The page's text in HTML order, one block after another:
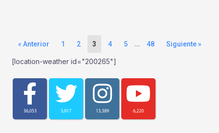
« Anterior 1 2 3 4 5 … 48 Siguiente »
[location-weather id="200265"]
36,053 3,917 13,389 6,220